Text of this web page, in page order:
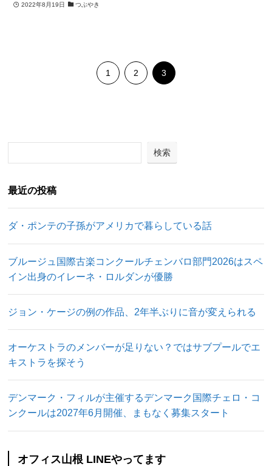
2022年8月19日 つぶやき
1 2 3
検索
最近の投稿
ダ・ポンテの子孫がアメリカで暮らしている話
ブルージュ国際古楽コンクールチェンバロ部門2026はスペ
イン出身のイレーネ・ロルダンが優勝
ジョン・ケージの例の作品、2年半ぶりに音が変えられる
オーケストラのメンバーが足りない？ではサブプールでエ
キストラを探そう
デンマーク・フィルが主催するデンマーク国際チェロ・コ
ンクールは2027年6月開催、まもなく募集スタート
オフィス山根 LINEやってます